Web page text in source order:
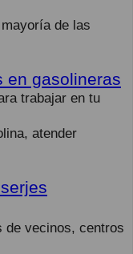
de las
en gasolineras
trabajar en tu
atender
de vecinos, centros